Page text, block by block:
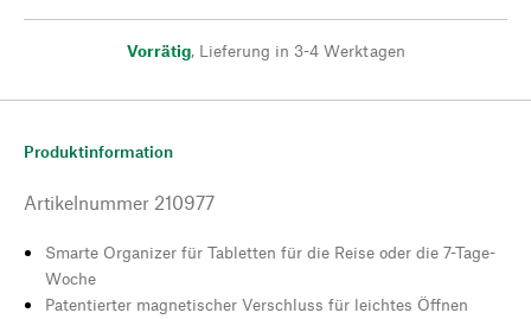
Vorrätig, Lieferung in 3-4 Werktagen
Produktinformation
Artikelnummer 210977
Smarte Organizer für Tabletten für die Reise oder die 7-Tage-
Woche
Patentierter magnetischer Verschluss für leichtes Öffnen